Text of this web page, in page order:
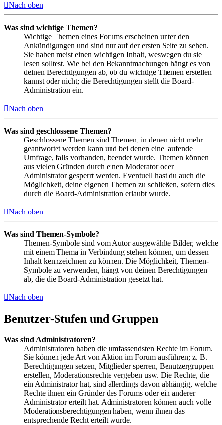
Nach oben
Was sind wichtige Themen?
Wichtige Themen eines Forums erscheinen unter den
Ankündigungen und sind nur auf der ersten Seite zu sehen.
Sie haben meist einen wichtigen Inhalt, weswegen du sie
lesen solltest. Wie bei den Bekanntmachungen hängt es von
deinen Berechtigungen ab, ob du wichtige Themen erstellen
kannst oder nicht; die Berechtigungen stellt die Board-
Administration ein.
Nach oben
Was sind geschlossene Themen?
Geschlossene Themen sind Themen, in denen nicht mehr
geantwortet werden kann und bei denen eine laufende
Umfrage, falls vorhanden, beendet wurde. Themen können
aus vielen Gründen durch einen Moderator oder
Administrator gesperrt werden. Eventuell hast du auch die
Möglichkeit, deine eigenen Themen zu schließen, sofern dies
durch die Board-Administration erlaubt wurde.
Nach oben
Was sind Themen-Symbole?
Themen-Symbole sind vom Autor ausgewählte Bilder, welche
mit einem Thema in Verbindung stehen können, um dessen
Inhalt kennzeichnen zu können. Die Möglichkeit, Themen-
Symbole zu verwenden, hängt von deinen Berechtigungen
ab, die die Board-Administration gesetzt hat.
Nach oben
Benutzer-Stufen und Gruppen
Was sind Administratoren?
Administratoren haben die umfassendsten Rechte im Forum.
Sie können jede Art von Aktion im Forum ausführen; z. B.
Berechtigungen setzen, Mitglieder sperren, Benutzergruppen
erstellen, Moderationsrechte vergeben usw. Die Rechte, die
ein Administrator hat, sind allerdings davon abhängig, welche
Rechte ihnen ein Gründer des Forums oder ein anderer
Administrator erteilt hat. Administratoren können auch volle
Moderationsberechtigungen haben, wenn ihnen das
entsprechende Recht erteilt wurde.